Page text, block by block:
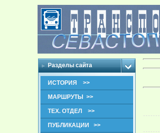
Разделы сайта
ИСТОРИЯ >>
МАРШРУТЫ >>
ТЕХ. ОТДЕЛ >>
ПУБЛИКАЦИИ >>